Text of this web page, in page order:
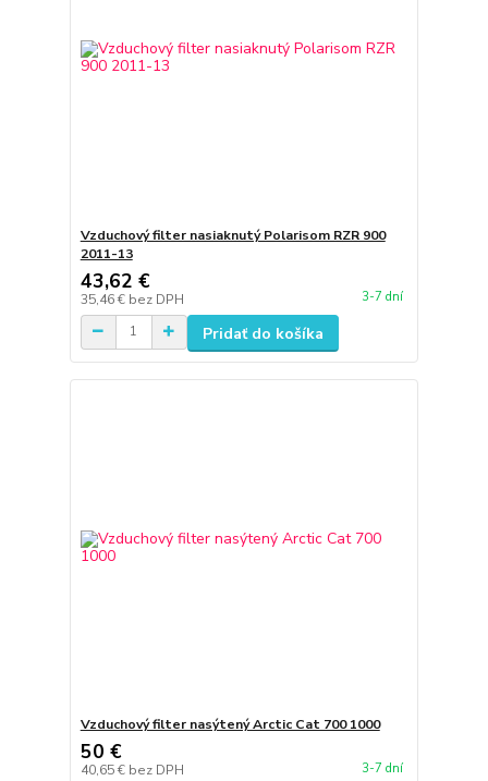
Vzduchový filter nasiaknutý Polarisom RZR 900
2011-13
43,62 €
35,46 € bez DPH 3-7 dní
Pridať do košíka
Vzduchový filter nasýtený Arctic Cat 700 1000
50 €
40,65 € bez DPH 3-7 dní